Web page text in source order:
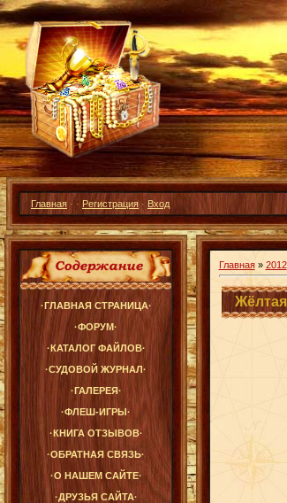
Главная · · Регистрация· Вход
·ГЛАВНАЯ СТРАНИЦА·
·ФОРУМ·
·КАТАЛОГ ФАЙЛОВ·
·СУДОВОЙ ЖУРНАЛ·
·ГАЛЕРЕЯ·
·ФЛЕШ-ИГРЫ·
·КНИГА ОТЗЫВОВ·
·ОБРАТНАЯ СВЯЗЬ·
·О НАШЕМ САЙТЕ·
·ДРУЗЬЯ САЙТА·
Главная» 2012